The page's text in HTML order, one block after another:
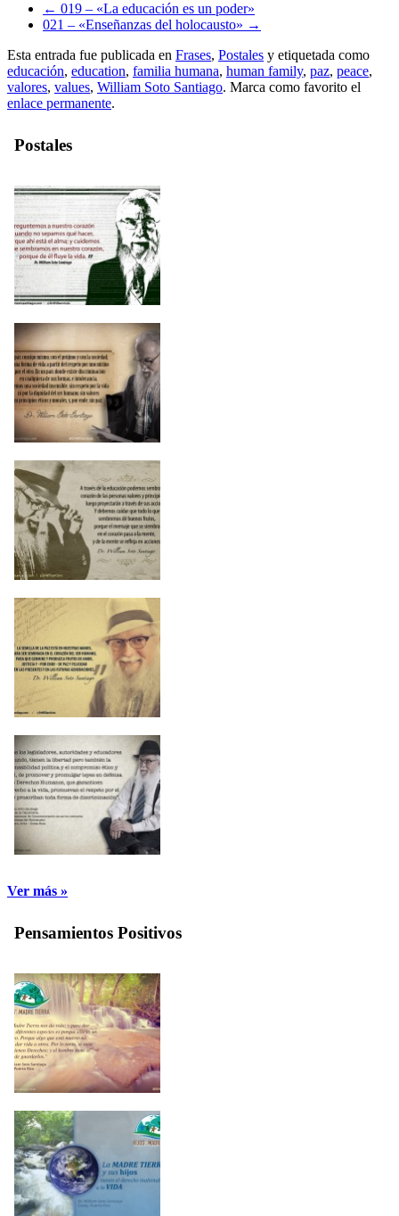
← 019 – «La educación es un poder»
021 – «Enseñanzas del holocausto» →
Esta entrada fue publicada en Frases, Postales y etiquetada como
educación, education, familia humana, human family, paz, peace,
valores, values, William Soto Santiago. Marca como favorito el
enlace permanente.
Postales
Ver más »
Pensamientos Positivos